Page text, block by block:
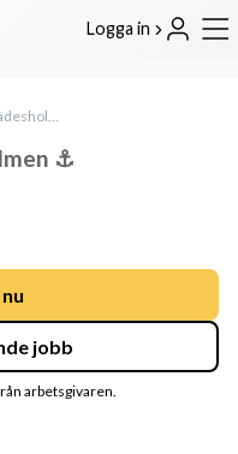
Logga in
Hamnvärd Kylen Klädesholmen ⚓️
⚓️
jobb
arbetsgivaren.